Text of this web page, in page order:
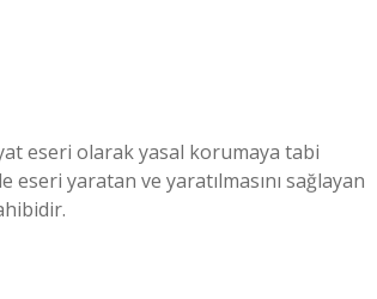
eseri olarak yasal korumaya tabi
yaratan ve yaratılmasını sağlayan